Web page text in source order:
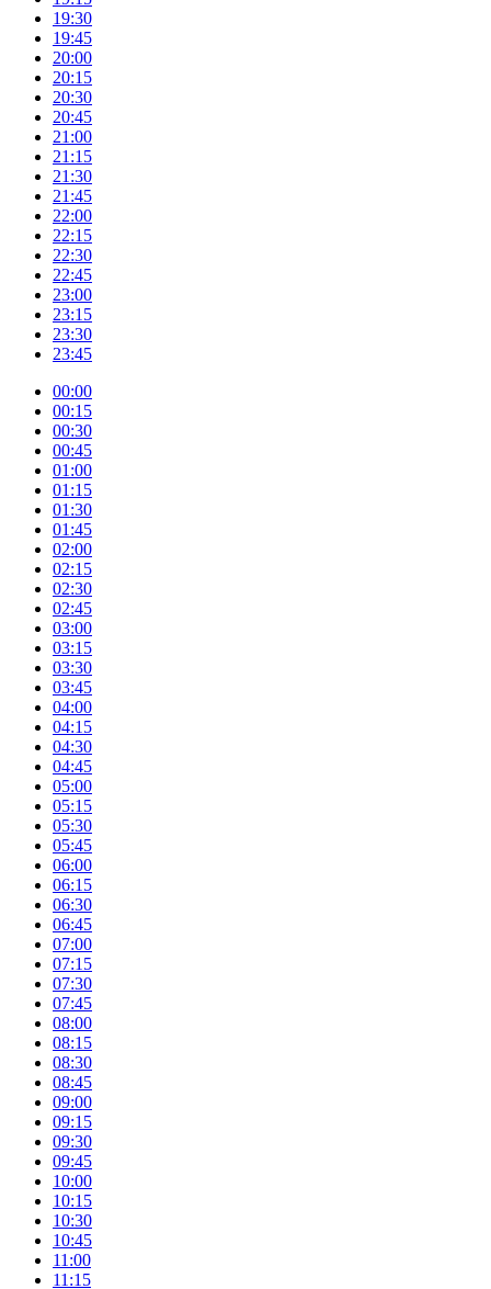
19:30
19:45
20:00
20:15
20:30
20:45
21:00
21:15
21:30
21:45
22:00
22:15
22:30
22:45
23:00
23:15
23:30
23:45
00:00
00:15
00:30
00:45
01:00
01:15
01:30
01:45
02:00
02:15
02:30
02:45
03:00
03:15
03:30
03:45
04:00
04:15
04:30
04:45
05:00
05:15
05:30
05:45
06:00
06:15
06:30
06:45
07:00
07:15
07:30
07:45
08:00
08:15
08:30
08:45
09:00
09:15
09:30
09:45
10:00
10:15
10:30
10:45
11:00
11:15